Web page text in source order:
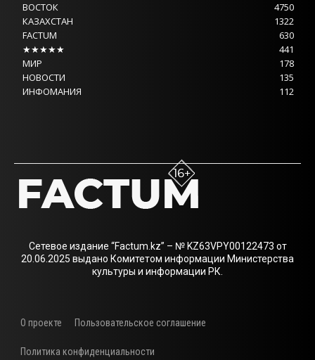
ВОСТОК
4750
КАЗАХСТАН
1322
FACTUM
630
★★★★★
441
МИР
178
НОВОСТИ
135
ИНФОМАНИЯ
112
Сетевое издание “Factum.kz” – № KZ63VPY00122473 от
20.06.2025 выдано Комитетом информации Министерства
культуры и информации РК.
О проекте Пользовательское соглашение
Политика конфиденциальности